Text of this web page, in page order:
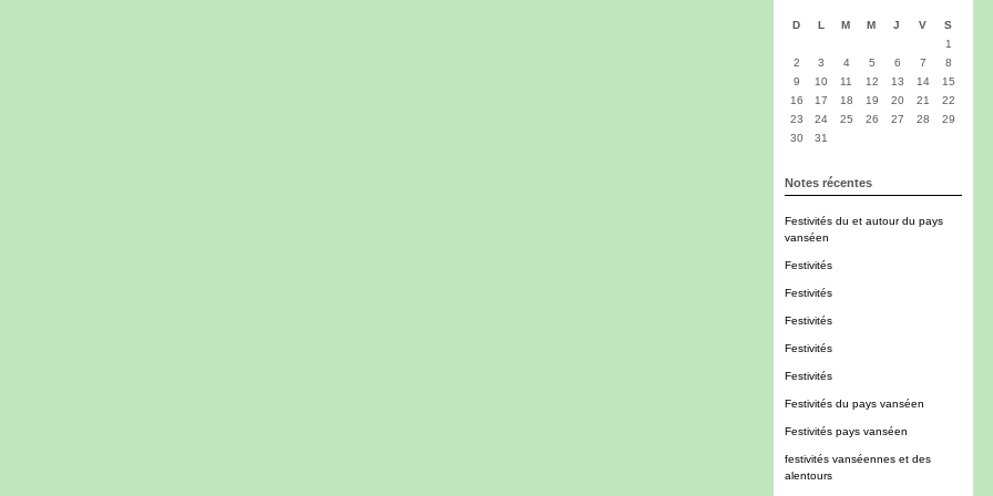
D L M M J V
S
1
2
3 4 5 6 7
8
9
10 11 12 13 14
15
16
17 18 19 20 21
22
23
24 25 26 27 28
29
30
31
Notes récentes
Festivités du et autour du pays
vanséen
Festivités
Festivités
Festivités
Festivités
Festivités
Festivités du pays vanséen
Festivités pays vanséen
festivités vanséennes et des
alentours